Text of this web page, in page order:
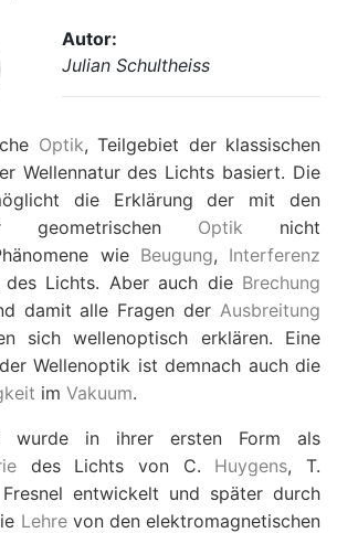
Autor:
Julian Schultheiss
Optik, Teilgebiet der klassischen
Wellennatur des Lichts basiert. Die
die Erklärung der mit den
geometrischen Optik nicht
wie Beugung, Interferenz
des Lichts. Aber auch die Brechung
damit alle Fragen derAusbreitung
sich wellenoptisch erklären. Eine
Wellenoptik ist demnach auch die
im Vakuum.
wurde in ihrer ersten Form als
des Lichts von C. Huygens, T.
entwickelt und später durch
Lehrevon den elektromagnetischen